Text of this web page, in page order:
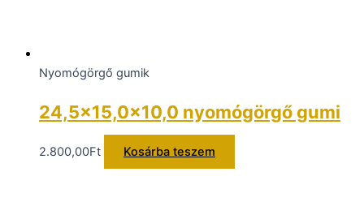
Nyomógörgő gumik
24,5×15,0x10,0 nyomógörgő gumi
2.800,00Ft Kosárba teszem